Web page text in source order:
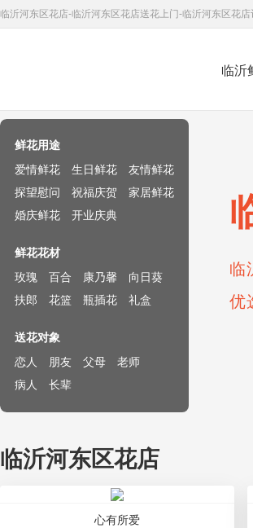
临沂河东区花店-临沂河东区花店送花上门-临沂河东区花店
临沂
临
优
鲜花用途
爱情鲜花
生日鲜花
友情鲜花
探望慰问
祝福庆贺
家居鲜花
婚庆鲜花
开业庆典
鲜花花材
玫瑰
百合 康乃馨
向日葵
扶郎
花篮 瓶插花 礼盒
送花对象
恋人
朋友 父母
老师
病人
长辈
临沂河东区花店
心有所爱